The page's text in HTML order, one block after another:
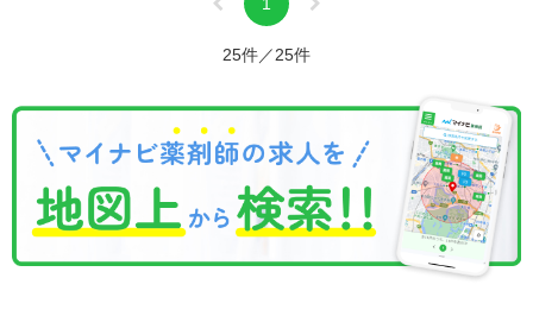
25件／25件